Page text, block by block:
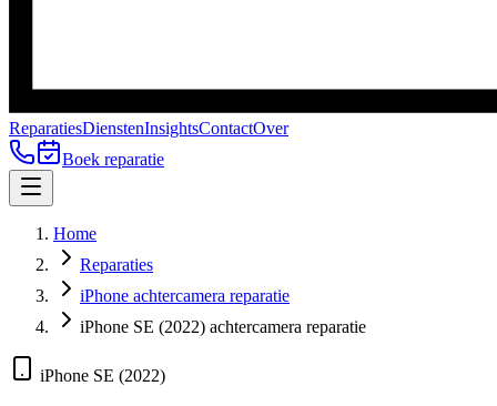
ReparatiesDienstenInsightsContactOver
Boek reparatie
Home
Reparaties
iPhone achtercamera reparatie
iPhone SE (2022) achtercamera reparatie
iPhone SE (2022)